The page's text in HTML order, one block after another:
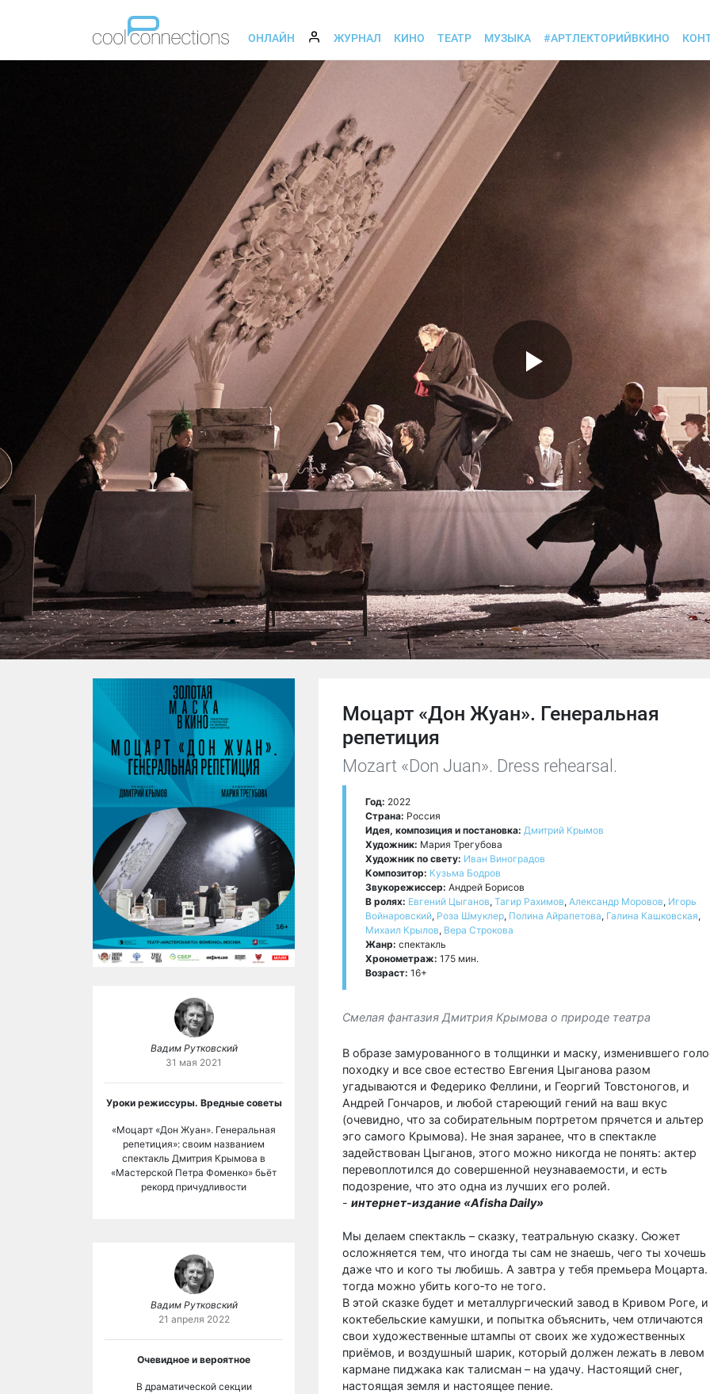
ОНЛАЙН ЖУРНАЛ КИНО ТЕАТР МУЗЫКА #АРТЛЕКТОРИЙВКИНО
Моцарт «Дон Жуан». Генеральная
репетиция
Mozart «Don Juan». Dress rehearsal.
Год: 2022
Страна: Россия
Идея, композиция и постановка: Дмитрий Крымов
Художник: Мария Трегубова
Художник по свету: Иван Виноградов
Композитор: Кузьма Бодров
Звукорежиссер: Андрей Борисов
В ролях: Евгений Цыганов, Тагир Рахимов, Александр Моровов, Игорь
Войнаровский, Роза Шмуклер, Полина Айрапетова, Галина Кашковская,
Михаил Крылов, Вера Строкова
Жанр: спектакль
Хронометраж: 175 мин.
Возраст: 16+
Смелая фантазия Дмитрия Крымова о природе театра
В образе замурованного в толщинки и маску, изменившего
походку и все свое естество Евгения Цыганова разом
угадываются и Федерико Феллини, и Георгий Товстоногов, и
Андрей Гончаров, и любой стареющий гений на ваш вкус
(очевидно, что за собирательным портретом прячется и альтер
эго самого Крымова). Не зная заранее, что в спектакле
задействован Цыганов, этого можно никогда не понять: актер
перевоплотился до совершенной неузнаваемости, и есть
подозрение, что это одна из лучших его ролей.
- интернет-издание «Afisha Daily»
Мы делаем спектакль – сказку, театральную сказку. Сюжет
осложняется тем, что иногда ты сам не знаешь, чего ты хочешь
даже что и кого ты любишь. А завтра у тебя премьера
тогда можно убить кого‑то не того.
В этой сказке будет и металлургический завод в Кривом Роге, и
коктебельские камушки, и попытка объяснить, чем отличаются
свои художественные штампы от своих же художественных
приёмов, и воздушный шарик, который должен лежать в левом
кармане пиджака как талисман – на удачу. Настоящий снег,
настоящая земля и настоящее пение.
Вадим Рутковский
31 мая 2021
Уроки режиссуры. Вредные советы
«Моцарт «Дон Жуан». Генеральная
репетиция»: своим названием
спектакль Дмитрия Крымова в
«Мастерской Петра Фоменко» бьёт
рекорд причудливости
Вадим Рутковский
21 апреля 2022
Очевидное и вероятное
В драматической секции